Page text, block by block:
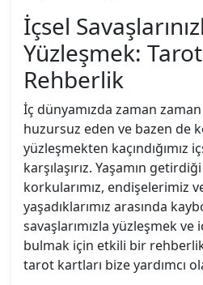
İçsel
Yüzleşmek:
Rehberlik
İç dünyamızda zaman
huzursuz eden ve bazen de
yüzleşmekten kaçındığımız
karşılaşırız. Yaşamın
korkularımız, endişelerimiz
yaşadıklarımız arasında
savaşlarımızla yüzleşmek
bulmak için etkili bir rehberlik
tarot kartları bize yardımcı